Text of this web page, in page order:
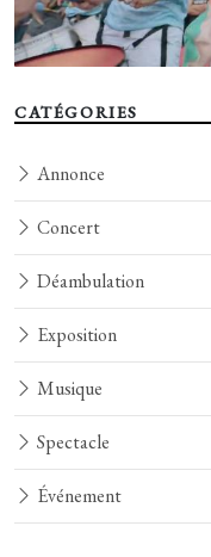
CATÉGORIES
Annonce
Concert
Déambulation
Exposition
Musique
Spectacle
Événement